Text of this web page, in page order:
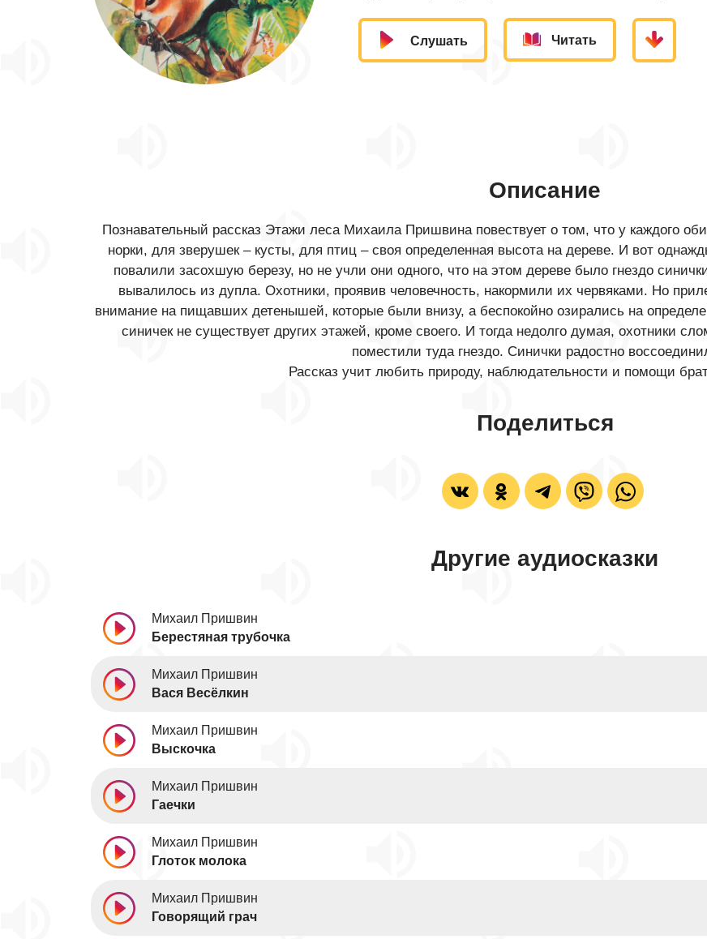
Слушать Читать
Описание
Познавательный рассказ Этажи леса Михаила Пришвина повествует о том, что у каждого
норки, для зверушек – кусты, для птиц – своя определенная высота на дереве. И вот
повалили засохшую березу, но не учли они одного, что на этом дереве было гнездо
вывалилось из дупла. Охотники, проявив человечность, накормили их червяками. Но
внимание на пищавших детенышей, которые были внизу, а беспокойно озирались на
синичек не существует других этажей, кроме своего. И тогда недолго думая, охотники
поместили туда гнездо. Синички радостно
Рассказ учит любить природу, наблюдательности и помощи
Поделиться
Другие аудиосказки
Михаил Пришвин
Берестяная трубочка
Михаил Пришвин
Вася Весёлкин
Михаил Пришвин
Выскочка
Михаил Пришвин
Гаечки
Михаил Пришвин
Глоток молока
Михаил Пришвин
Говорящий грач